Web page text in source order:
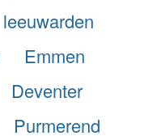
leeuwarden
Emmen
Deventer
Purmerend